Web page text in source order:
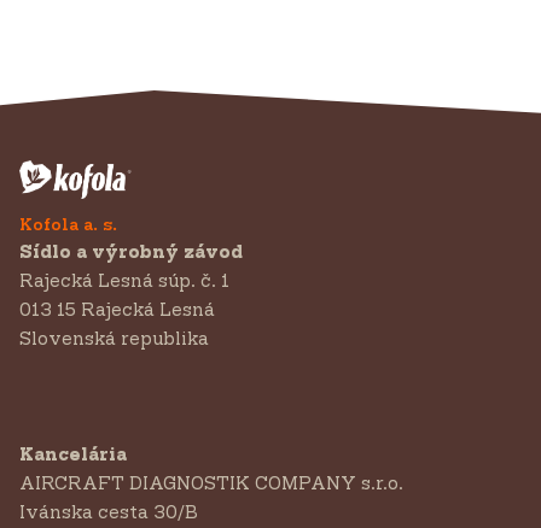
Kofola a. s.
Sídlo a výrobný závod
Rajecká Lesná súp. č. 1
013 15 Rajecká Lesná
Slovenská republika
Kancelária
AIRCRAFT DIAGNOSTIK COMPANY s.r.o.
‍Ivánska cesta 30/B